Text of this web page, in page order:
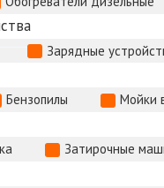
Зарядные
Бензопилы Мойки
Затирочные